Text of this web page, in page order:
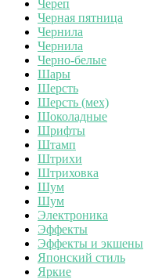
Череп
Черная пятница
Чернила
Чернила
Черно-белые
Шары
Шерсть
Шерсть (мех)
Шоколадные
Шрифты
Штамп
Штрихи
Штриховка
Шум
Шум
Электроника
Эффекты
Эффекты и экшены
Японский стиль
Яркие